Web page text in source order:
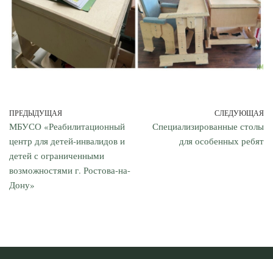
ПРЕДЫДУЩАЯ
МБУСО «Реабилитационный
центр для детей-инвалидов и
детей с ограниченными
возможностями г. Ростова-на-
Дону»
СЛЕДУЮЩАЯ
Специализированные столы
для особенных ребят